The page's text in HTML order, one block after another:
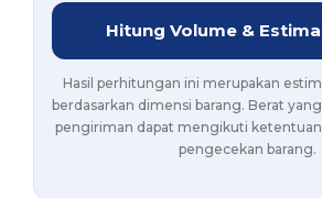
Hitung Volume &
Hasil perhitungan ini merupakan
berdasarkan dimensi barang. Berat
pengiriman dapat mengikuti ketentuan
pengecekan barang.